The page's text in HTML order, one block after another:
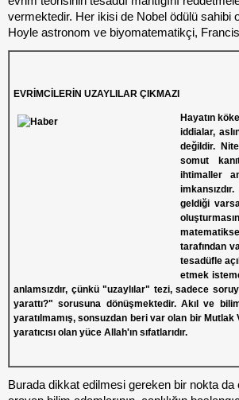
vermektedir. Her ikisi de Nobel ödülü sahibi
Hoyle astronom ve biyomatematikçi,
EVRİMCİLERİN UZAYLILAR ÇIKMAZI
Hayatın
iddialar,
değildir.
somut
ihtimaller
geldiği
tarafından
tesadüfle
etmek
anlamsızdır, çünkü "uzaylılar" tezi, sadece
yarattı?" sorusuna dönüşmektedir. Akıl ve
yaratılmamış, sonsuzdan beri var olan bir
yaratıcısı olan yüce Allah'ın sıfatlarıdır.
Burada dikkat edilmesi gereken bir nokta da